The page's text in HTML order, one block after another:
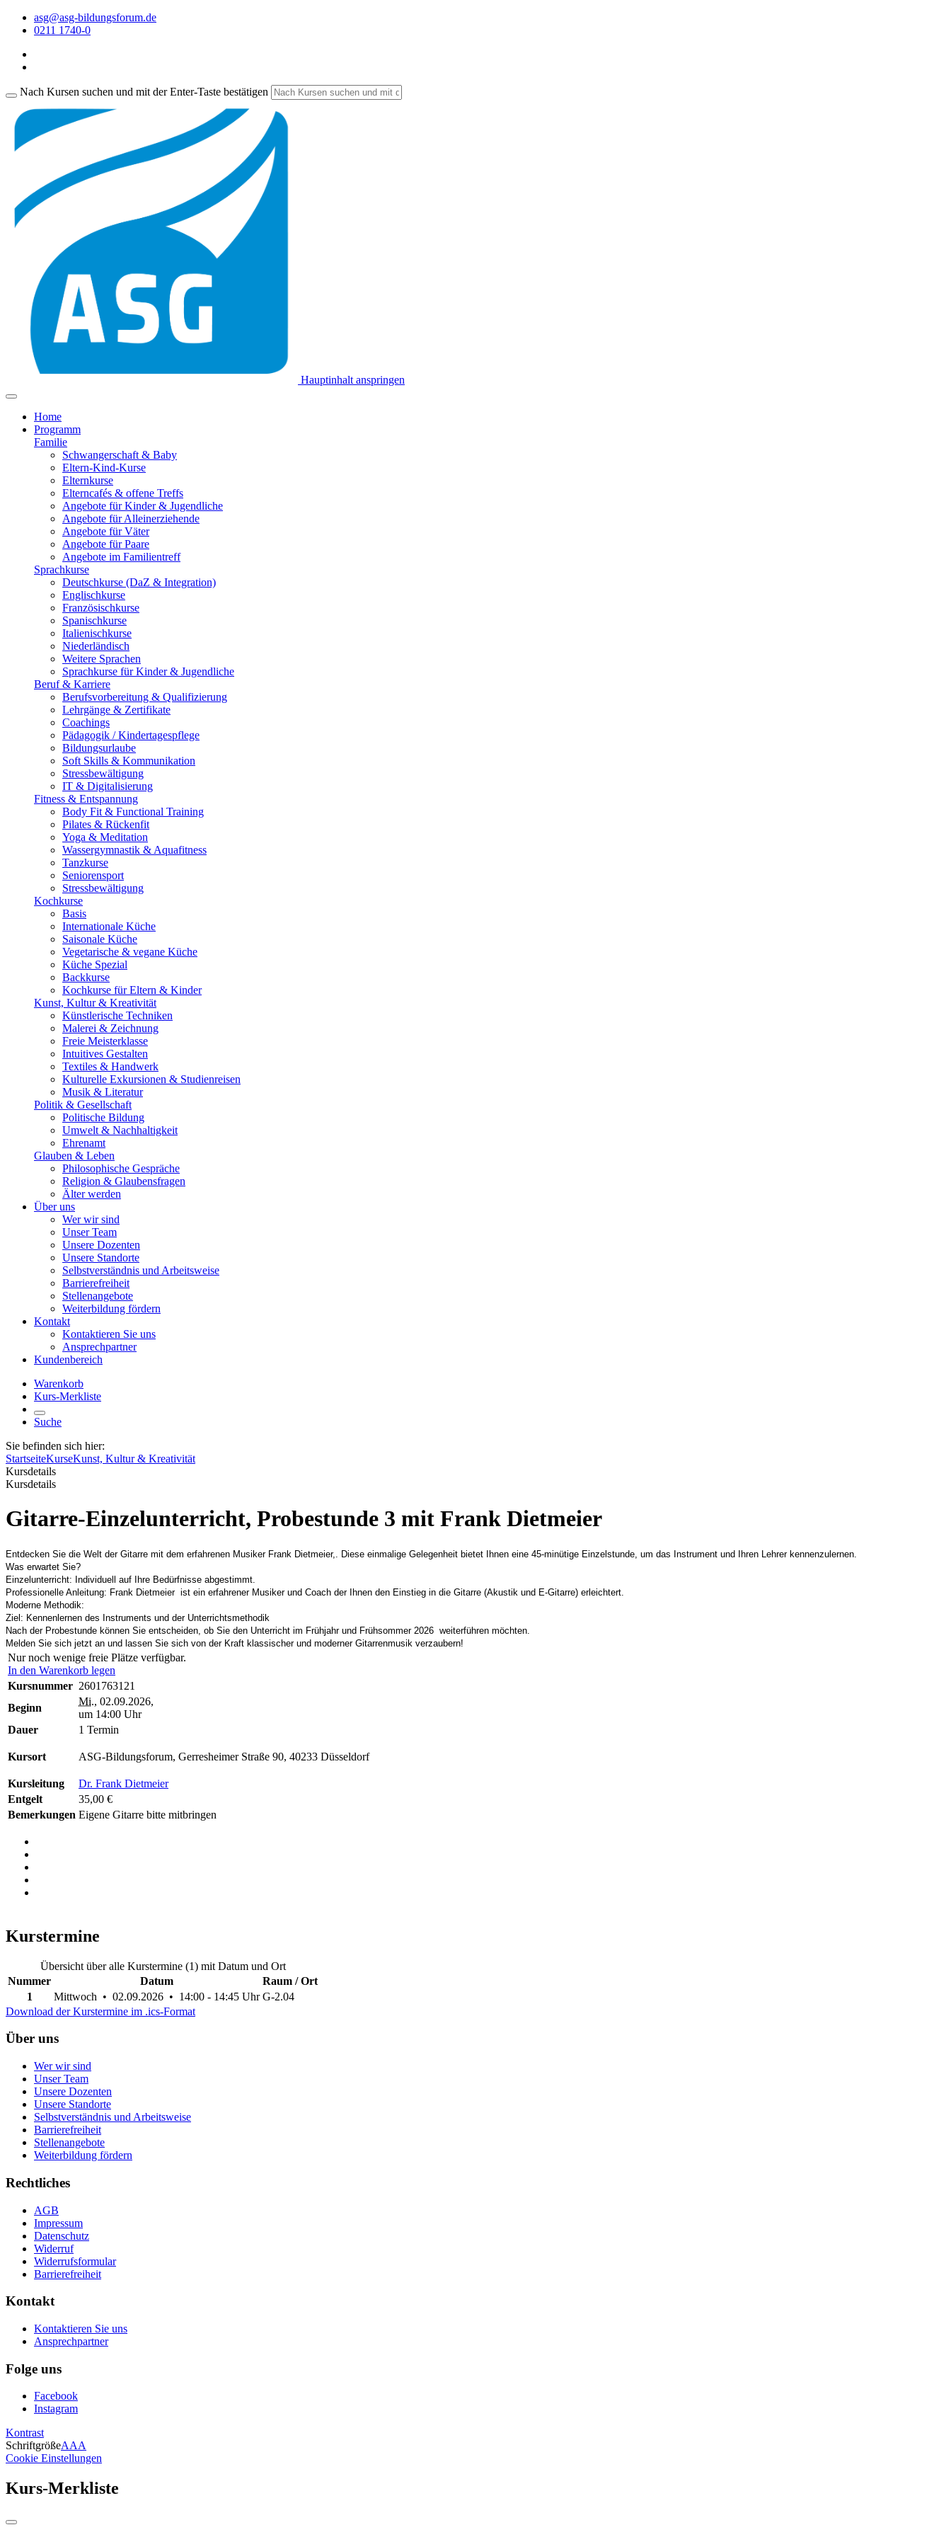
asg@asg-bildungsforum.de
0211 1740-0
Nach Kursen suchen und mit der Enter-Taste bestätigen
Hauptinhalt anspringen
Home
Programm
Familie
Schwangerschaft & Baby
Eltern-Kind-Kurse
Elternkurse
Elterncafés & offene Treffs
Angebote für Kinder & Jugendliche
Angebote für Alleinerziehende
Angebote für Väter
Angebote für Paare
Angebote im Familientreff
Sprachkurse
Deutschkurse (DaZ & Integration)
Englischkurse
Französischkurse
Spanischkurse
Italienischkurse
Niederländisch
Weitere Sprachen
Sprachkurse für Kinder & Jugendliche
Beruf & Karriere
Berufsvorbereitung & Qualifizierung
Lehrgänge & Zertifikate
Coachings
Pädagogik / Kindertagespflege
Bildungsurlaube
Soft Skills & Kommunikation
Stressbewältigung
IT & Digitalisierung
Fitness & Entspannung
Body Fit & Functional Training
Pilates & Rückenfit
Yoga & Meditation
Wassergymnastik & Aquafitness
Tanzkurse
Seniorensport
Stressbewältigung
Kochkurse
Basis
Internationale Küche
Saisonale Küche
Vegetarische & vegane Küche
Küche Spezial
Backkurse
Kochkurse für Eltern & Kinder
Kunst, Kultur & Kreativität
Künstlerische Techniken
Malerei & Zeichnung
Freie Meisterklasse
Intuitives Gestalten
Textiles & Handwerk
Kulturelle Exkursionen & Studienreisen
Musik & Literatur
Politik & Gesellschaft
Politische Bildung
Umwelt & Nachhaltigkeit
Ehrenamt
Glauben & Leben
Philosophische Gespräche
Religion & Glaubensfragen
Älter werden
Über uns
Wer wir sind
Unser Team
Unsere Dozenten
Unsere Standorte
Selbstverständnis und Arbeitsweise
Barrierefreiheit
Stellenangebote
Weiterbildung fördern
Kontakt
Kontaktieren Sie uns
Ansprechpartner
Kundenbereich
Warenkorb
Kurs-Merkliste
Suche
Sie befinden sich hier:
StartseiteKurseKunst, Kultur & Kreativität
Kursdetails
Kursdetails
Gitarre-Einzelunterricht, Probestunde 3 mit Frank Dietmeier
Entdecken Sie die Welt der Gitarre mit dem erfahrenen Musiker Frank Dietmeier,. Diese einmalige Gelegenheit bietet Ihnen eine 45-minütige Einzelstunde, um das Instrument und Ihren Lehrer kennenzulernen.
Was erwartet Sie?
Einzelunterricht: Individuell auf Ihre Bedürfnisse abgestimmt.
Professionelle Anleitung: Frank Dietmeier ist ein erfahrener Musiker und Coach der Ihnen den Einstieg in die Gitarre (Akustik und E-Gitarre) erleichtert.
Moderne Methodik:
Ziel: Kennenlernen des Instruments und der Unterrichtsmethodik
Nach der Probestunde können Sie entscheiden, ob Sie den Unterricht im Frühjahr und Frühsommer 2026 weiterführen möchten.
Melden Sie sich jetzt an und lassen Sie sich von der Kraft klassischer und moderner Gitarrenmusik verzaubern!
Nur noch wenige freie Plätze verfügbar.
In den Warenkorb legen
Kursnummer 2601763121
Beginn
Mi., 02.09.2026,
um 14:00 Uhr
Dauer
1 Termin
Kursort ASG-Bildungsforum, Gerresheimer Straße 90, 40233 Düsseldorf
Kursleitung
Dr. Frank Dietmeier
Entgelt
35,00 €
Bemerkungen Eigene Gitarre bitte mitbringen
Kurstermine
Übersicht über alle Kurstermine (1) mit Datum und Ort
Nummer
Datum
Raum / Ort
1
Mittwoch • 02.09.2026 • 14:00 - 14:45 Uhr G-2.04
Download der Kurstermine im .ics-Format
Über uns
Wer wir sind
Unser Team
Unsere Dozenten
Unsere Standorte
Selbstverständnis und Arbeitsweise
Barrierefreiheit
Stellenangebote
Weiterbildung fördern
Rechtliches
AGB
Impressum
Datenschutz
Widerruf
Widerrufsformular
Barrierefreiheit
Kontakt
Kontaktieren Sie uns
Ansprechpartner
Folge uns
Facebook
Instagram
Kontrast
SchriftgrößeAAA
Cookie Einstellungen
Kurs-Merkliste